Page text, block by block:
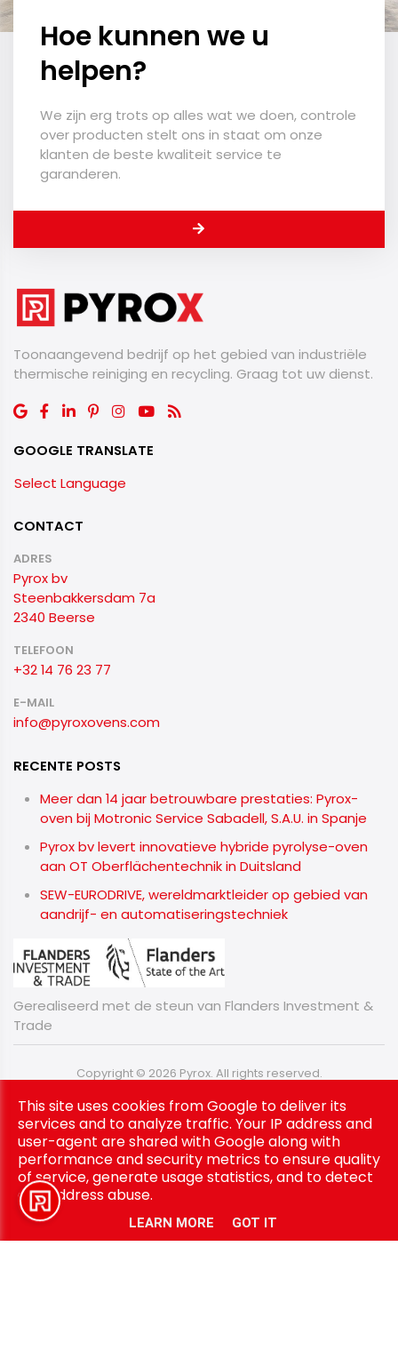
Hoe kunnen we u
helpen?
We zijn erg trots op alles wat we doen, controle
over producten stelt ons in staat om onze
klanten de beste kwaliteit service te
garanderen.
Toonaangevend bedrijf op het gebied van industriële
thermische reiniging en recycling. Graag tot uw dienst.
GOOGLE TRANSLATE
Select Language
CONTACT
ADRES
Pyrox bv
Steenbakkersdam 7a
2340 Beerse
TELEFOON
+32 14 76 23 77
E-MAIL
info@pyroxovens.com
RECENTE POSTS
Meer dan 14 jaar betrouwbare prestaties: Pyrox-
oven bij Motronic Service Sabadell, S.A.U. in Spanje
Pyrox bv levert innovatieve hybride pyrolyse-oven
aan OT Oberflächentechnik in Duitsland
SEW-EURODRIVE, wereldmarktleider op gebied van
aandrijf- en automatiseringstechniek
Gerealiseerd met de steun van Flanders Investment &
Trade
Copyright © 2026 Pyrox. All rights reserved.
WebDesign
This site uses cookies from Google to deliver its
services and to analyze traffic. Your IP address and
user-agent are shared with Google along with
performance and security metrics to ensure quality
of service, generate usage statistics, and to detect
and address abuse.
LEARN MORE GOT IT